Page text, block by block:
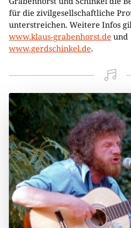
für die zivilgesellschaftliche
unterstreichen. Weitere Infos
www.klaus-grabenhorst.de und
www.gerdschinkel.de.
